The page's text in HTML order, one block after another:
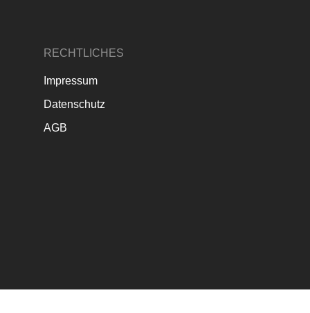
RECHTLICHES
Impressum
Datenschutz
AGB